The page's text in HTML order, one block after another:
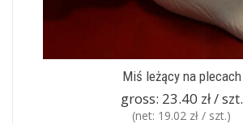
Miś leżący na plecach
gross: 23.40 zł / szt.
(net: 19.02 zł / szt.)